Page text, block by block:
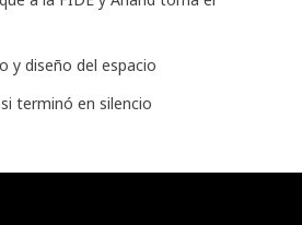
y diseño del espacio
terminó en silencio